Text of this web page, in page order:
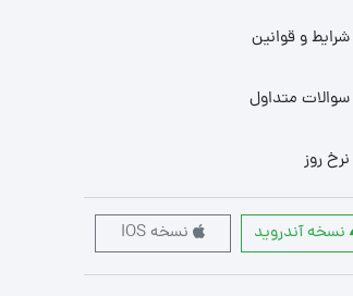
شرایط و قوانین
سوالات متداول
نرخ روز
نسخه آندروید نسخه IOS